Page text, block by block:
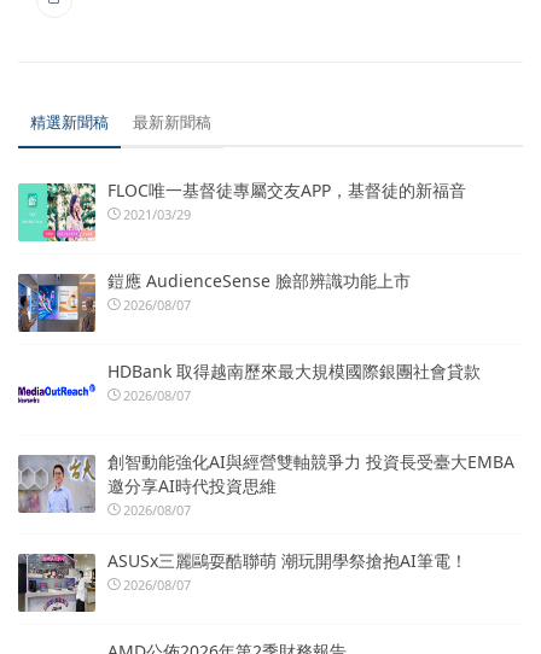
精選新聞稿 最新新聞稿
FLOC唯一基督徒專屬交友APP，基督徒的新福音
2021/03/29
鎧應 AudienceSense 臉部辨識功能上市
2026/08/07
HDBank 取得越南歷來最大規模國際銀團社會貸款
2026/08/07
創智動能強化AI與經營雙軸競爭力 投資長受臺大EMBA
邀分享AI時代投資思維
2026/08/07
ASUSx三麗鷗耍酷聯萌 潮玩開學祭搶抱AI筆電！
2026/08/07